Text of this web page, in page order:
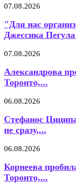
07.08.2026
"Для нас
Джессика Пегула
07.08.2026
Александрова
Торонто,...
06.08.2026
Стефанос
не сразу,...
06.08.2026
Корнеева
Торонто,...